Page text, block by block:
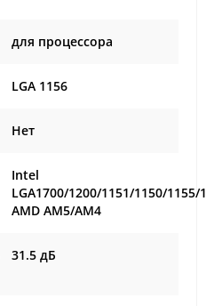
для процессора
LGA 1156
Нет
Intel
LGA1700/1200/1151/1150/1155/
AMD AM5/AM4
31.5 дБ